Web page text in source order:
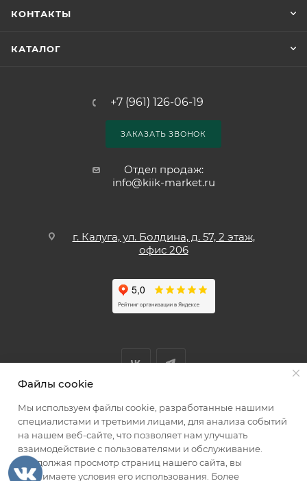
КОНТАКТЫ
КАТАЛОГ
+7 (961) 126-06-19
ЗАКАЗАТЬ ЗВОНОК
Отдел продаж:
info@kiik-market.ru
г. Калуга, ул. Болдина, д. 57, 2 этаж,
офис 206
Мы принимаем к оплате
2026 © КИИК МАРКЕТ
Файлы cookie
Мы используем файлы cookie, разработанные нашими
специалистами и третьими лицами, для анализа событий
на нашем веб-сайте, что позволяет нам улучшать
взаимодействие с пользователями и обслуживание.
Продолжая просмотр страниц нашего сайта, вы
принимаете условия его использования. Более